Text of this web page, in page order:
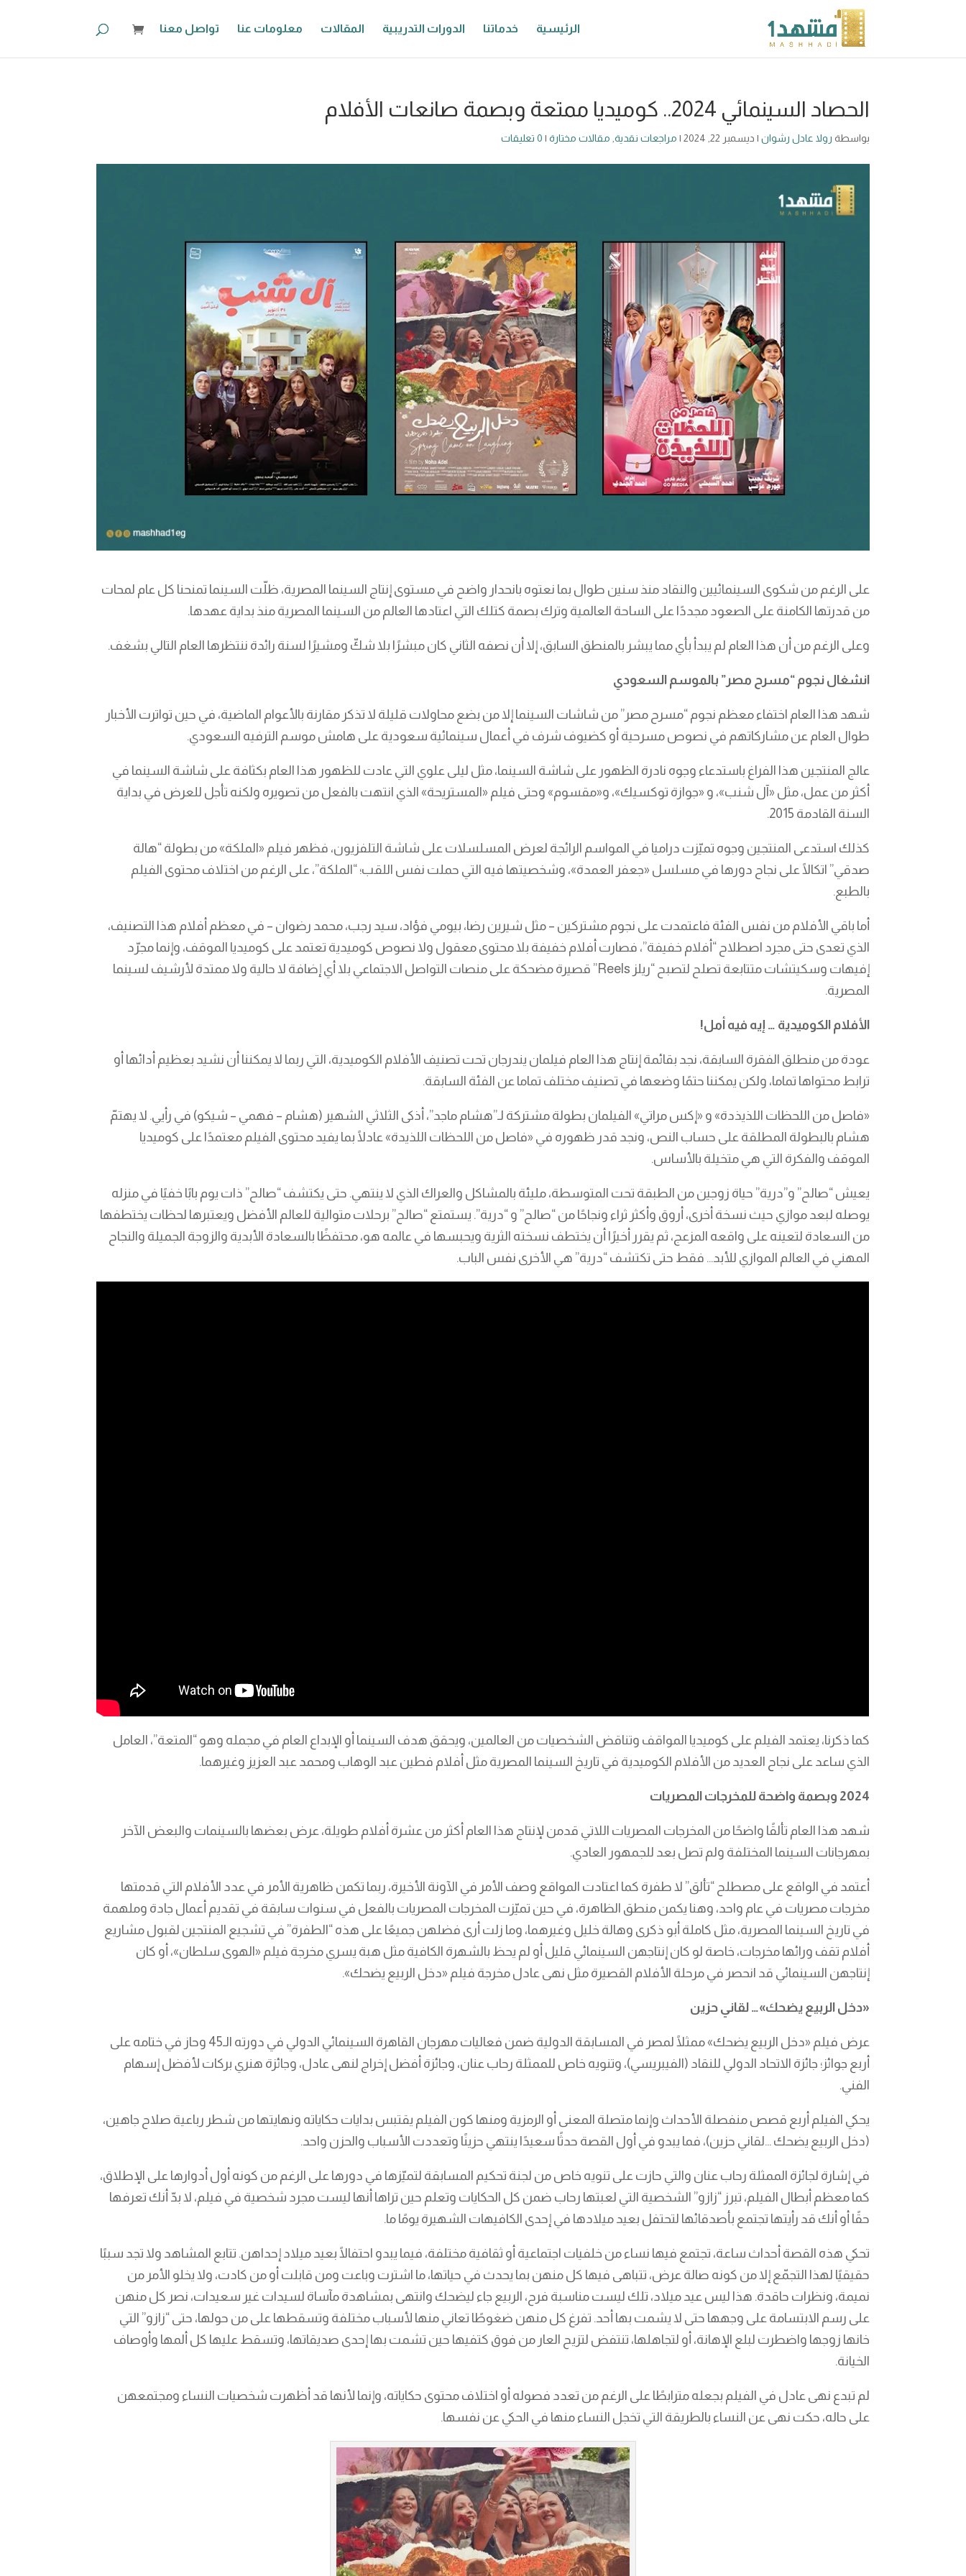
الرئيسية خدماتنا الدورات التدريبية المقالات معلومات عنا تواصل معنا
الحصاد السينمائي 2024.. كوميديا ممتعة وبصمة صانعات الأفلام
بواسطة رولا عادل رشوان | ديسمبر 22, 2024 | مراجعات نقدية مقالات مختارة | 0 تعليقات
على الرغم من شكوى السينمائيين والنقاد منذ سنين طوال بما نعتوه بانحدار واضح في مستوى إنتاج السينما المصرية، ظلّت السينما تمنحنا كل عام لمحات
من قدرتها الكامنة على الصعود مجددًا على الساحة العالمية وترك بصمة كتلك التي اعتادها العالم من السينما المصرية منذ بداية عهدها.
وعلى الرغم من أن هذا العام لم يبدأ بأي مما يبشر بالمنطق السابق، إلا أن نصفه الثاني كان مبشرًا بلا شكّ ومشيرًا لسنة رائدة ننتظرها العام التالي بشغف.
انشغال نجوم “مسرح مصر” بالموسم السعودي
شهد هذا العام اختفاء معظم نجوم “مسرح مصر” من شاشات السينما إلا من بضع محاولات قليلة لا تذكر مقارنة بالأعوام الماضية، في حين تواترت الأخبار
طوال العام عن مشاركاتهم في نصوص مسرحية أو كضيوف شرف في أعمال سينمائية سعودية على هامش موسم الترفيه السعودي.
عالج المنتجين هذا الفراغ باستدعاء وجوه نادرة الظهور على شاشة السينما، مثل ليلى علوي التي عادت للظهور هذا العام بكثافة على شاشة السينما في
أكثر من عمل، مثل «آل شنب»، و «جوازة توكسيك»، و«مقسوم» وحتى فيلم «المستريحة» الذي انتهت بالفعل من تصويره ولكنه تأجل للعرض في بداية
السنة القادمة 2015.
كذلك استدعى المنتجين وجوه تميّزت دراميا في المواسم الرائجة لعرض المسلسلات على شاشة التلفزيون، فظهر فيلم «الملكة» من بطولة “هالة
صدقي” اتكالًا على نجاح دورها في مسلسل «جعفر العمدة»، وشخصيتها فيه التي حملت نفس اللقب؛ “الملكة”، على الرغم من اختلاف محتوى الفيلم
بالطبع.
أما باقي الأفلام من نفس الفئة فاعتمدت على نجوم مشتركين – مثل شيرين رضا، بيومي فؤاد، سيد رجب، محمد رضوان – في معظم أفلام هذا التصنيف،
الذي تعدى حتى مجرد اصطلاح “أفلام خفيفة”، فصارت أفلام خفيفة بلا محتوى معقول ولا نصوص كوميدية تعتمد على كوميديا الموقف، وإنما مجرّد
إفيهات وسكيتشات متتابعة تصلح لتصبح “ريلز Reels” قصيرة مضحكة على منصات التواصل الاجتماعي بلا أي إضافة لا حالية ولا ممتدة لأرشيف لسينما
المصرية.
الأفلام الكوميدية … إيه فيه أمل!
عودة من منطلق الفقرة السابقة، نجد بقائمة إنتاج هذا العام فيلمان يندرجان تحت تصنيف الأفلام الكوميدية، التي ربما لا يمكننا أن نشيد بعظيم أدائها أو
ترابط محتواها تماما، ولكن يمكننا حتمًا وضعها في تصنيف مختلف تماما عن الفئة السابقة.
«فاصل من اللحظات اللذيذدة» و «إكس مراتي» الفيلمان بطولة مشتركة لـ”هشام ماجد”، أذكى الثلاثي الشهير (هشام – فهمي – شيكو) في رأيي. لا يهتمّ
هشام بالبطولة المطلقة على حساب النص، ونجد قدر ظهوره في «فاصل من اللحظات اللذيدة» عادلًا بما يفيد محتوى الفيلم معتمدًا على كوميديا
الموقف والفكرة التي هي متخيلة بالأساس.
يعيش “صالح” و”درية” حياة زوجين من الطبقة تحت المتوسطة، مليئة بالمشاكل والعراك الذي لا ينتهي. حتى يكتشف “صالح” ذات يوم بابًا خفيًا في منزله
يوصله لبعد موازي حيث نسخة أخرى، أروق وأكثر ثراء ونجاحًا من “صالح” و “درية”. يستمتع “صالح” برحلات متوالية للعالم الأفضل ويعتبرها لحظات يختطفها
من السعادة لتعينه على واقعه المزعج، ثم يقرر أخيرًا أن يختطف نسخته الثرية ويحبسها في عالمه هو، محتفظًا بالسعادة الأبدية والزوجة الجميلة والنجاح
المهني في العالم الموازي للأبد… فقط حتى تكتشف “درية” هي الأخرى نفس الباب.
كما ذكرنا، يعتمد الفيلم على كوميديا المواقف وتناقض الشخصيات من العالمين، ويحقق هدف السينما أو الإبداع العام في مجمله وهو “المتعة”، العامل
الذي ساعد على نجاح العديد من الأفلام الكوميدية في تاريخ السينما المصرية مثل أفلام فطين عبد الوهاب ومحمد عبد العزيز وغيرهما.
2024 وبصمة واضحة للمخرجات المصريات
شهد هذا العام تألقًا واضحًا من المخرجات المصريات اللاتي قدمن لإنتاج هذا العام أكثر من عشرة أفلام طويلة، عرض بعضها بالسينمات والبعض الآخر
بمهرجانات السينما المختلفة ولم تصل بعد للجمهور العادي.
أعتمد في الواقع على مصطلح “تألق” لا طفرة كما اعتادت المواقع وصف الأمر في الآونة الأخيرة، ربما تكمن ظاهرية الأمر في عدد الأفلام التي قدمتها
مخرجات مصريات في عام واحد، وهنا يكمن منطق الظاهرة، في حين تميّزت المخرجات المصريات بالفعل في سنوات سابقة في تقديم أعمال جادة وملهمة
في تاريخ السينما المصرية، مثل كاملة أبو ذكرى وهالة خليل وغيرهما، وما زلت أرى فضلهن جميعًا على هذه “الطفرة” في تشجيع المنتجين لقبول مشاريع
أفلام تقف ورائها مخرجات، خاصة لو كان إنتاجهن السينمائي قليل أو لم يحظ بالشهرة الكافية مثل هبة يسري مخرجة فيلم «الهوى سلطان»، أو كان
إنتاجهن السينمائي قد انحصر في مرحلة الأفلام القصيرة مثل نهى عادل مخرجة فيلم «دخل الربيع يضحك».
«دخل الربيع يضحك»… لقاني حزين
عرض فيلم «دخل الربيع يضحك» ممثلًا لمصر في المسابقة الدولية ضمن فعاليات مهرجان القاهرة السينمائي الدولي في دورته الـ45 وحاز في ختامه على
أربع جوائز؛ جائزة الاتحاد الدولي للنقاد (الفيبريسي)، وتنويه خاص للممثلة رحاب عنان، وجائزة أفضل إخراج لنهى عادل، وجائزة هنري بركات لأفضل إسهام
الفني.
يحكي الفيلم أربع قصص منفصلة الأحداث وإنما متصلة المعنى أو الرمزية ومنها كون الفيلم يقتبس بدايات حكاياته ونهايتها من شطر رباعية صلاح جاهين،
(دخل الربيع يضحك …لقاني حزين)، فما يبدو في أول القصة حدثًا سعيدًا ينتهي حزينًا وتعددت الأسباب والحزن واحد.
في إشارة لجائزة الممثلة رحاب عنان والتي حازت على تنويه خاص من لجنة تحكيم المسابقة لتميّزها في دورها على الرغم من كونه أول أدوارها على الإطلاق،
كما معظم أبطال الفيلم، تبرز “زازو” الشخصية التي لعبتها رحاب ضمن كل الحكايات وتعلم حين تراها أنها ليست مجرد شخصية في فيلم، لا بدّ أنك تعرفها
حقًا أو أنك قد رأيتها تجتمع بأصدقائها لتحتفل بعيد ميلادها في إحدى الكافيهات الشهيرة يومًا ما.
تحكي هذه القصة أحداث ساعة، تجتمع فيها نساء من خلفيات اجتماعية أو ثقافية مختلفة، فيما يبدو احتفالًا بعيد ميلاد إحداهن. تتابع المشاهد ولا تجد سببًا
حقيقيًا لهذا التجمّع إلا من كونه صالة عرض، تتباهى فيها كل منهن بما يحدث في حياتها، ما اشترت وباعت ومن قابلت أو من كادت، ولا يخلو الأمر من
نميمة، ونظرات حاقدة. هذا ليس عيد ميلاد، تلك ليست مناسبة فرح، الربيع جاء ليضحك وانتهى بمشاهدة مآساة لسيدات غير سعيدات، نصر كل منهن
على رسم الابتسامة على وجهها حتى لا يشمت بها أحد. تفرغ كل منهن ضغوطًا تعاني منها لأسباب مختلفة وتسقطها على من حولها، حتى “زازو” التي
خانها زوجها واضطرت لبلع الإهانة، أو لتجاهلها، تنتفض لتزيح العار من فوق كتفيها حين تشمت بها إحدى صديقاتها، وتسقط عليها كل ألمها وأوصاف
الخيانة.
لم تبدع نهى عادل في الفيلم بجعله مترابطًا على الرغم من تعدد فصوله أو اختلاف محتوى حكاياته، وإنما لأنها قد أظهرت شخصيات النساء ومجتمعهن
على حاله، حكت نهى عن النساء بالطريقة التي تخجل النساء منها في الحكي عن نفسها.